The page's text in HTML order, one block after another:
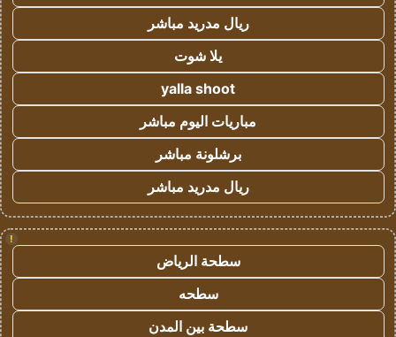
ريال مدريد مباشر
يلا شوت
yalla shoot
مباريات اليوم مباشر
برشلونة مباشر
ريال مدريد مباشر
!
سطحة الرياض
سطحه
سطحة بين المدن